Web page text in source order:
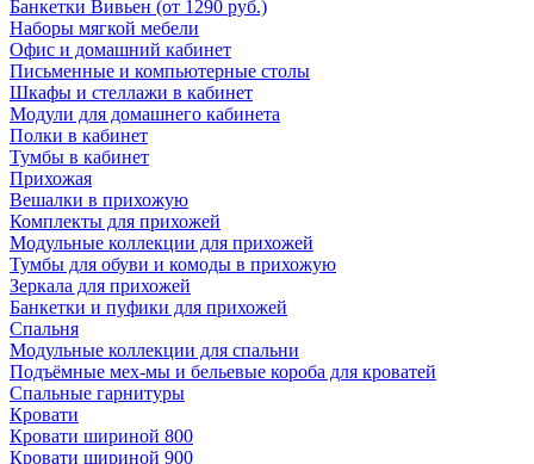
Банкетки Вивьен (от 1290 руб.)
Наборы мягкой мебели
Офис и домашний кабинет
Письменные и компьютерные столы
Шкафы и стеллажи в кабинет
Модули для домашнего кабинета
Полки в кабинет
Тумбы в кабинет
Прихожая
Вешалки в прихожую
Комплекты для прихожей
Модульные коллекции для прихожей
Тумбы для обуви и комоды в прихожую
Зеркала для прихожей
Банкетки и пуфики для прихожей
Спальня
Модульные коллекции для спальни
Подъёмные мех-мы и бельевые короба для кроватей
Спальные гарнитуры
Кровати
Кровати шириной 800
Кровати шириной 900